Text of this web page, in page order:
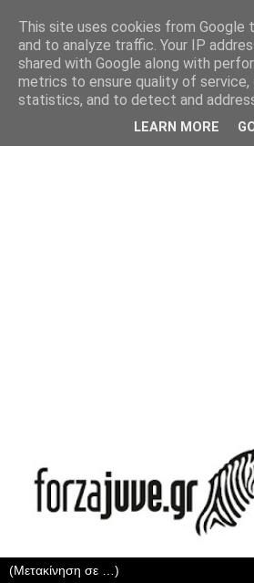
This site uses cookies from Google
and to analyze traffic. Your IP
shared with Google along with
metrics to ensure quality of service,
statistics, and to detect and
LEARN MORE